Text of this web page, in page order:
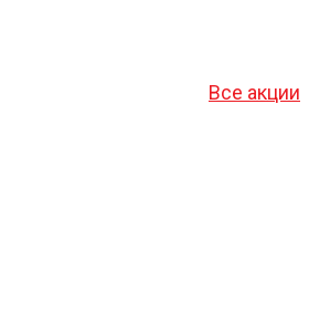
Все акции